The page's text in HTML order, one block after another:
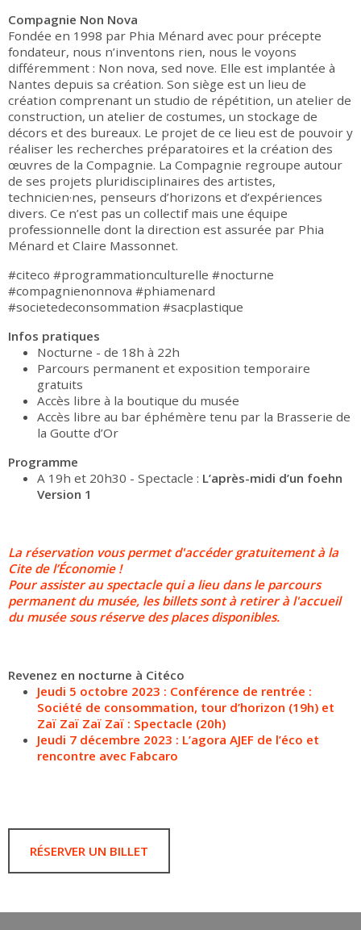
Compagnie Non Nova
Fondée en 1998 par Phia Ménard avec pour précepte
fondateur, nous n’inventons rien, nous le voyons
différemment : Non nova, sed nove. Elle est implantée à
Nantes depuis sa création. Son siège est un lieu de
création comprenant un studio de répétition, un atelier de
construction, un atelier de costumes, un stockage de
décors et des bureaux. Le projet de ce lieu est de pouvoir y
réaliser les recherches préparatoires et la création des
œuvres de la Compagnie. La Compagnie regroupe autour
de ses projets pluridisciplinaires des artistes,
technicien·nes, penseurs d’horizons et d’expériences
divers. Ce n’est pas un collectif mais une équipe
professionnelle dont la direction est assurée par Phia
Ménard et Claire Massonnet.
#citeco #programmationculturelle #nocturne
#compagnienonnova #phiamenard
#societedeconsommation #sacplastique
Infos pratiques
Nocturne - de 18h à 22h
Parcours permanent et exposition temporaire
gratuits
Accès libre à la boutique du musée
Accès libre au bar éphémère tenu par la Brasserie de
la Goutte d’Or
Programme
A 19h et 20h30 - Spectacle : L’après-midi d’un foehn
Version 1
La réservation vous permet d'accéder gratuitement à la
Cite de l’Économie !
Pour assister au spectacle qui a lieu dans le parcours
permanent du musée, les billets sont à retirer à l'accueil
du musée sous réserve des places disponibles.
Revenez en nocturne à Citéco
Jeudi 5 octobre 2023 : Conférence de rentrée :
Société de consommation, tour d’horizon (19h) et
Zaï Zaï Zaï Zaï : Spectacle (20h)
Jeudi 7 décembre 2023 : L’agora AJEF de l’éco et
rencontre avec Fabcaro
RÉSERVER UN BILLET